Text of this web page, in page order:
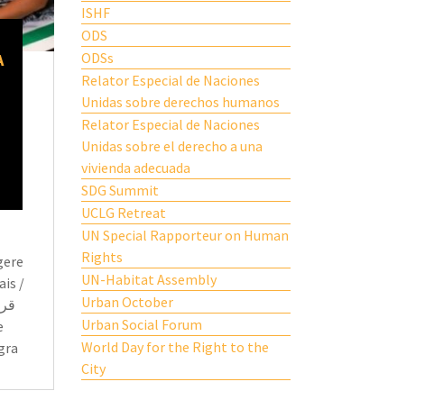
/
ISHF
ODS
ODSs
Relator Especial de Naciones
Unidas sobre derechos humanos
Relator Especial de Naciones
Unidas sobre el derecho a una
vivienda adecuada
SDG Summit
UCLG Retreat
UN Special Rapporteur on Human
Rights
UN-Habitat Assembly
Urban October
Urban Social Forum
World Day for the Right to the
City